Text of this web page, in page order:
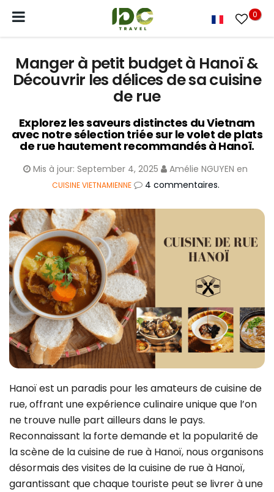
0
Manger à petit budget à Hanoï &
Découvrir les délices de sa cuisine
de rue
Explorez les saveurs distinctes du Vietnam
avec notre sélection triée sur le volet de plats
de rue hautement recommandés à Hanoï.
Mis à jour: September 4, 2025 Amélie NGUYEN en
CUISINE VIETNAMIENNE 4 commentaires.
Hanoï est un paradis pour les amateurs de cuisine de
rue, offrant une expérience culinaire unique que l’on
ne trouve nulle part ailleurs dans le pays.
Reconnaissant la forte demande et la popularité de
la scène de la cuisine de rue à Hanoï, nous organisons
désormais des visites de la cuisine de rue à Hanoï,
garantissant que chaque touriste peut se livrer à une